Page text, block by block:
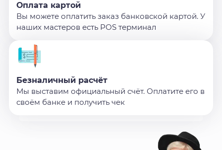
Оплата картой
Вы можете оплатить заказ банковской картой. У
наших мастеров есть POS терминал
Безналичный расчёт
Мы выставим официальный счёт. Оплатите его в
своём банке и получить чек